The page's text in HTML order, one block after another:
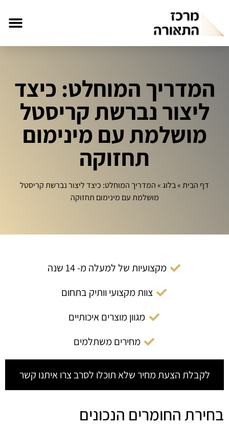
המדריך המוחלט: כיצד
ליצור נברשת קריסטל
מושלמת עם מינימום
תחזוקה
דף הבית»בלוג»המדריך המוחלט: כיצד ליצור נברשת קריסטל
מושלמת עם מינימום תחזוקה
מקצועיות של למעלה מ- 14 שנה
צוות מקצועי וותיק בתחום
מגוון מוצרים איכותיים
מחירים משתלמים
לקבלת הצעת מחיר שלא תוכלו לסרב צרו איתנו קשר
בחירת החומרים הנכונים